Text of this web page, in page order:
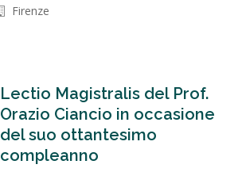
Firenze
Lectio Magistralis del Prof.
Orazio Ciancio in occasione
del suo ottantesimo
compleanno